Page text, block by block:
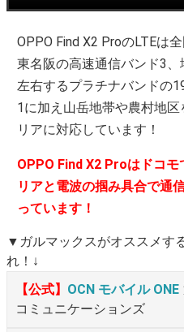
OPPO Find X2 ProのLTEは
東名阪の高速通信バンド3
左右するプラチナバンドの
1に加え山岳地帯や農村地
リアに対応しています！
OPPO Find X2 Proはドコ
リアと電波の掴み具合で通
っています！
▼ガルマックスがオススメす
れ！↓
【公式】 OCN モバイル ONE
コミュニケーションズ